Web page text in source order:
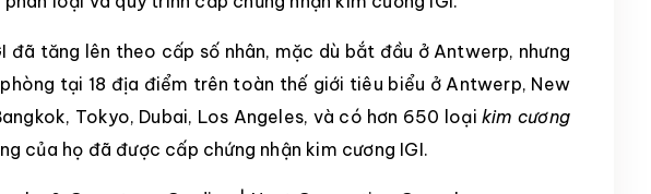
đã tăng lên theo cấp số nhân, mặc dù bắt đầu ở Antwerp, nhưng
tại 18 địa điểm trên toàn thế giới tiêu biểu ở Antwerp, New
Tokyo, Dubai, Los Angeles, và có hơn 650 loạikim cương
của họ đã được cấp chứng nhận kim cương IGI.